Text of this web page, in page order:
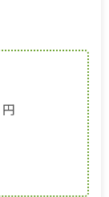
円